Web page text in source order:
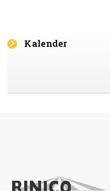
Kalender